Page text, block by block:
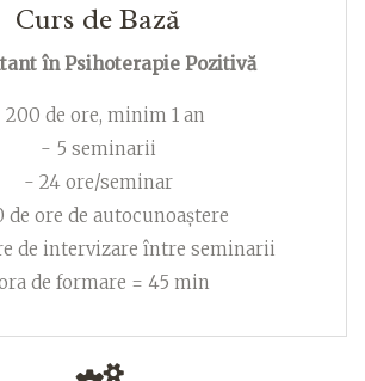
Curs de Bază
în Psihoterapie Pozitivă
de ore, minim 1 an
- 5 seminarii
- 24 ore/seminar
de ore de autocunoaștere
de intervizare între seminarii
de formare = 45 min